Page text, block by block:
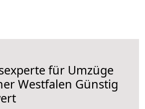
für Umzüge
Westfalen Günstig